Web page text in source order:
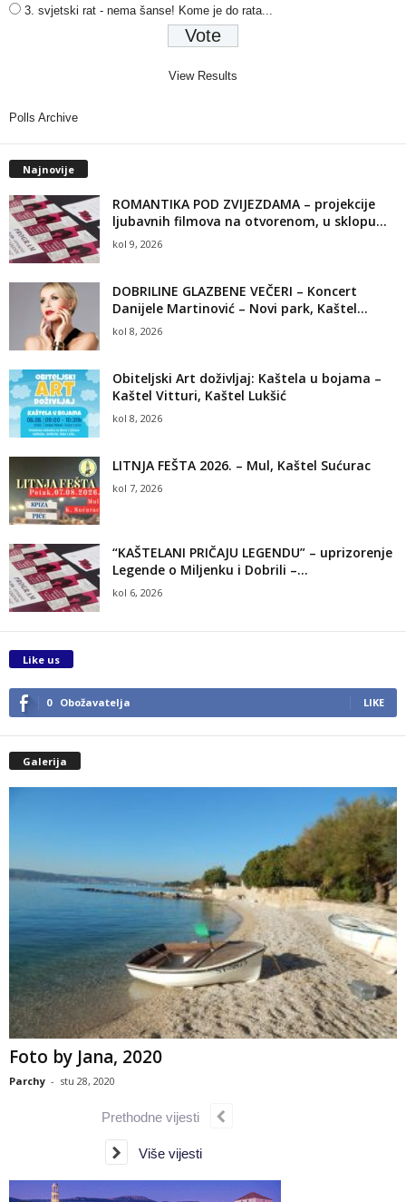
3. svjetski rat - nema šanse! Kome je do rata...
View Results
Polls Archive
Najnovije
ROMANTIKA POD ZVIJEZDAMA – projekcije
ljubavnih filmova na otvorenom, u sklopu...
kol 9, 2026
DOBRILINE GLAZBENE VEČERI – Koncert
Danijele Martinović – Novi park, Kaštel...
kol 8, 2026
Obiteljski Art doživljaj: Kaštela u bojama –
Kaštel Vitturi, Kaštel Lukšić
kol 8, 2026
LITNJA FEŠTA 2026. – Mul, Kaštel Sućurac
kol 7, 2026
“KAŠTELANI PRIČAJU LEGENDU” – uprizorenje
Legende o Miljenku i Dobrili –...
kol 6, 2026
Like us
0 Obožavatelja LIKE
Galerija
Foto by Jana, 2020
Parchy - stu 28, 2020
Prethodne vijesti
Više vijesti